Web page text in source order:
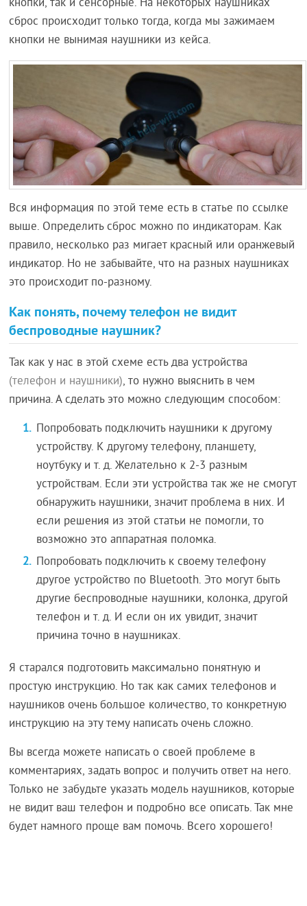
кнопки, так и сенсорные. На некоторых наушниках
сброс происходит только тогда, когда мы зажимаем
кнопки не вынимая наушники из кейса.
Вся информация по этой теме есть в статье по ссылке
выше. Определить сброс можно по индикаторам. Как
правило, несколько раз мигает красный или оранжевый
индикатор. Но не забывайте, что на разных наушниках
это происходит по-разному.
Как понять, почему телефон не видит
беспроводные наушник?
Так как у нас в этой схеме есть два устройства
(телефон и наушники), то нужно выяснить в чем
причина. А сделать это можно следующим способом:
Попробовать подключить наушники к другому
устройству. К другому телефону, планшету,
ноутбуку и т. д. Желательно к 2-3 разным
устройствам. Если эти устройства так же не смогут
обнаружить наушники, значит проблема в них. И
если решения из этой статьи не помогли, то
возможно это аппаратная поломка.
Попробовать подключить к своему телефону
другое устройство по Bluetooth. Это могут быть
другие беспроводные наушники, колонка, другой
телефон и т. д. И если он их увидит, значит
причина точно в наушниках.
Я старался подготовить максимально понятную и
простую инструкцию. Но так как самих телефонов и
наушников очень большое количество, то конкретную
инструкцию на эту тему написать очень сложно.
Вы всегда можете написать о своей проблеме в
комментариях, задать вопрос и получить ответ на него.
Только не забудьте указать модель наушников, которые
не видит ваш телефон и подробно все описать. Так мне
будет намного проще вам помочь. Всего хорошего!